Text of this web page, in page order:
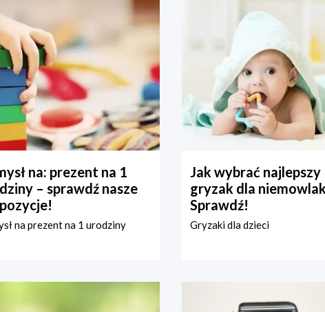
na: prezent na 1
– sprawdź nasze
na prezent na 1 urodziny
Jak wybrać najlepszy
gryzak dla
Sprawdź!
Gryzaki dla dzieci